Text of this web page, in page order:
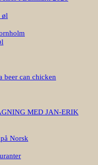
øl
beer can chicken
MED JAN-ERIK
Norsk